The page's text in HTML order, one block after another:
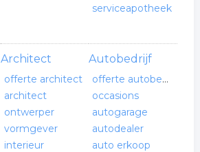
serviceapotheek
Architect
offerte architect
architect
ontwerper
vormgever
interieur
Autobedrijf
offerte autobedrijf
occasions
autogarage
autodealer
auto erkoop